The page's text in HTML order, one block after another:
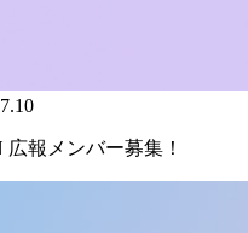
広報メンバー募集！